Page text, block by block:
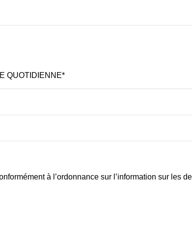
QUOTIDIENNE*
à l’ordonnance sur l’information sur les